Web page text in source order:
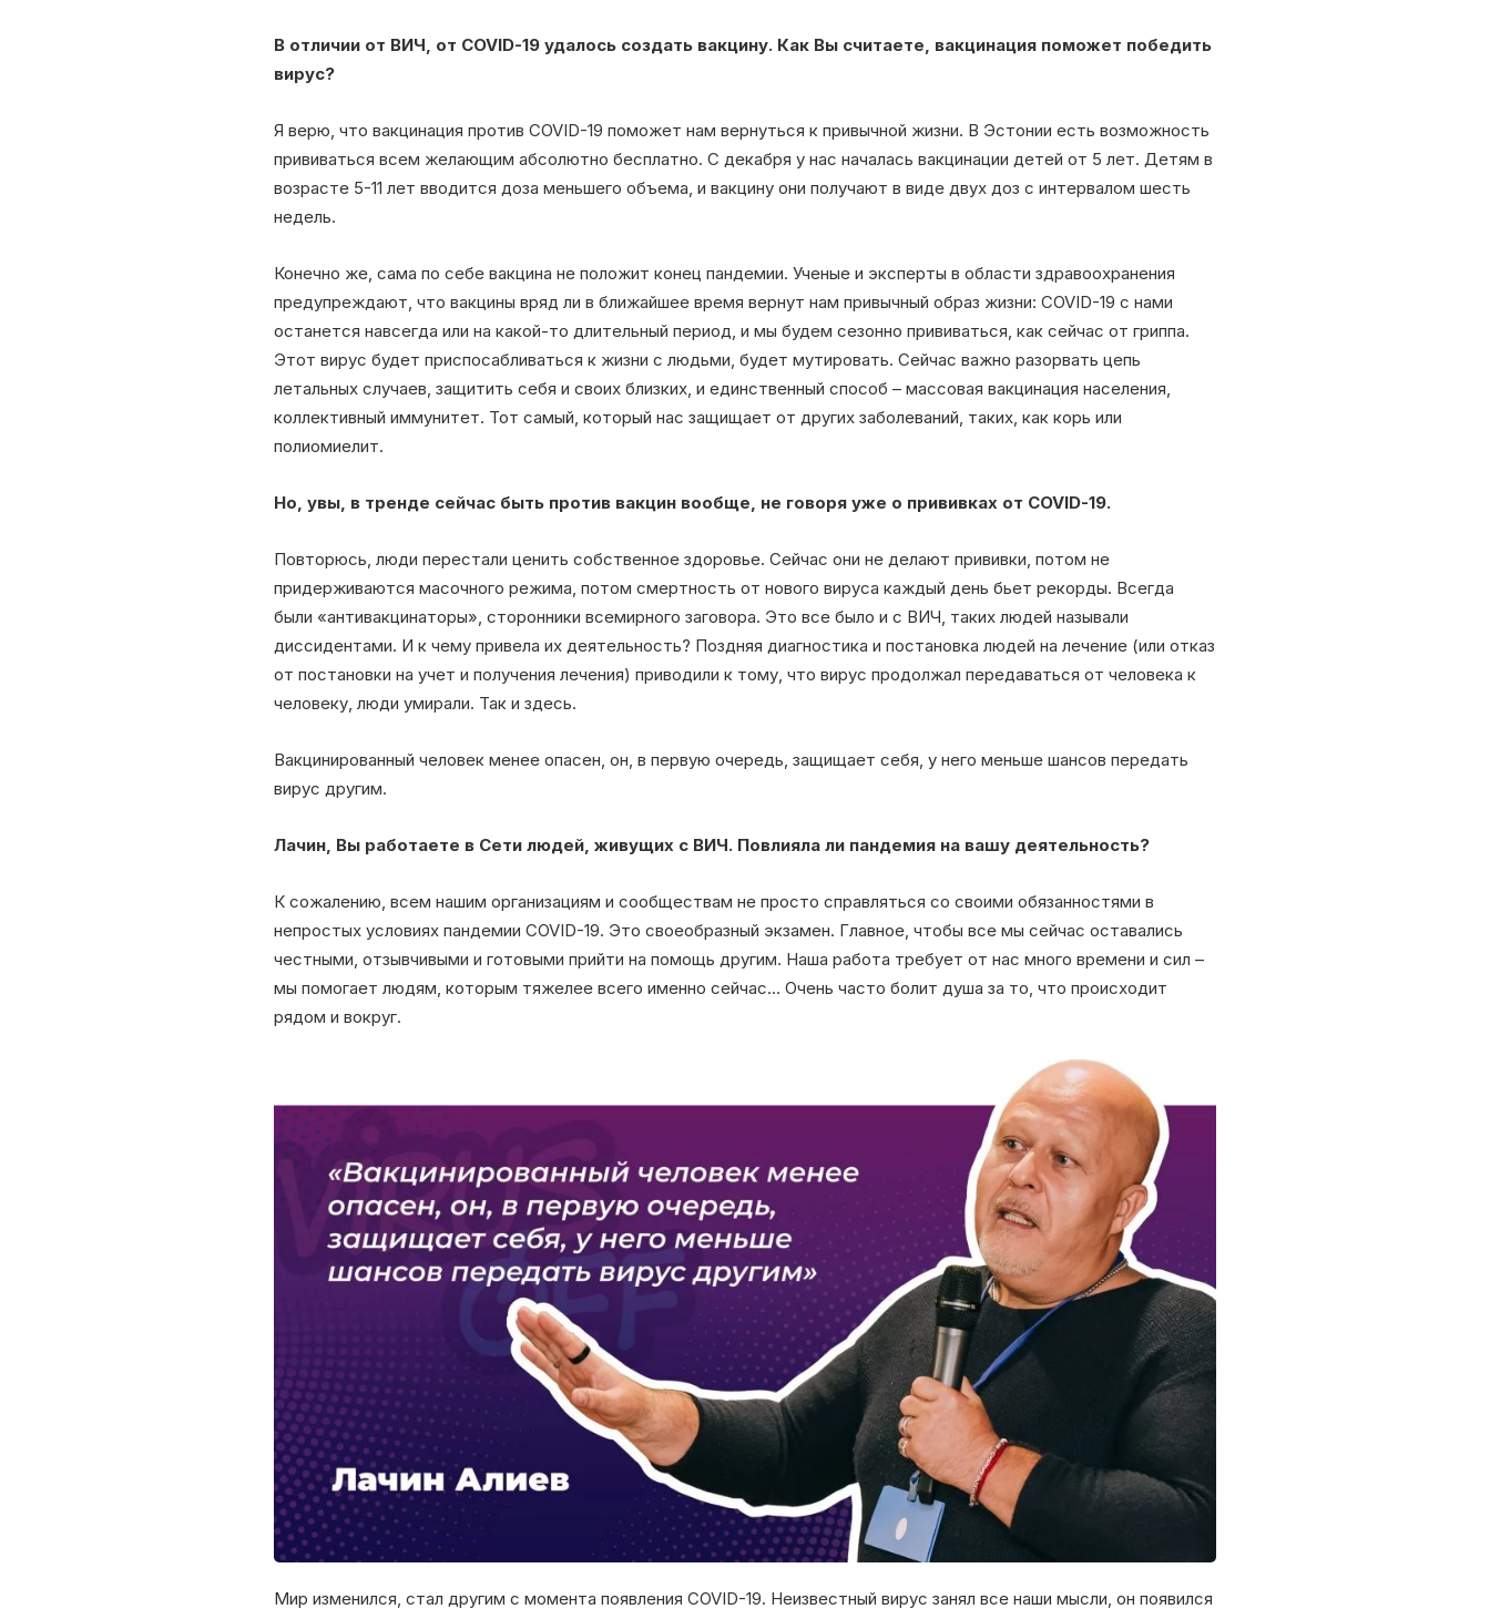
В отличии от ВИЧ, от COVID-19 удалось создать вакцину. Как Вы считаете, вакцинация поможет победить
вирус?
Я верю, что вакцинация против COVID-19 поможет нам вернуться к привычной жизни. В Эстонии есть возможность
прививаться всем желающим абсолютно бесплатно. С декабря у нас началась вакцинации детей от 5 лет. Детям в
возрасте 5-11 лет вводится доза меньшего объема, и вакцину они получают в виде двух доз с интервалом шесть
недель.
Конечно же, сама по себе вакцина не положит конец пандемии. Ученые и эксперты в области здравоохранения
предупреждают, что вакцины вряд ли в ближайшее время вернут нам привычный образ жизни: COVID-19 с нами
останется навсегда или на какой-то длительный период, и мы будем сезонно прививаться, как сейчас от гриппа.
Этот вирус будет приспосабливаться к жизни с людьми, будет мутировать. Сейчас важно разорвать цепь
летальных случаев, защитить себя и своих близких, и единственный способ – массовая вакцинация населения,
коллективный иммунитет. Тот самый, который нас защищает от других заболеваний, таких, как корь или
полиомиелит.
Но, увы, в тренде сейчас быть против вакцин вообще, не говоря уже о прививках от COVID-19.
Повторюсь, люди перестали ценить собственное здоровье. Сейчас они не делают прививки, потом не
придерживаются масочного режима, потом смертность от нового вируса каждый день бьет рекорды. Всегда
были «антивакцинаторы», сторонники всемирного заговора. Это все было и с ВИЧ, таких людей называли
диссидентами. И к чему привела их деятельность? Поздняя диагностика и постановка людей на лечение (или отказ
от постановки на учет и получения лечения) приводили к тому, что вирус продолжал передаваться от человека к
человеку, люди умирали. Так и здесь.
Вакцинированный человек менее опасен, он, в первую очередь, защищает себя, у него меньше шансов передать
вирус другим.
Лачин, Вы работаете в Сети людей, живущих с ВИЧ. Повлияла ли пандемия на вашу деятельность?
К сожалению, всем нашим организациям и сообществам не просто справляться со своими обязанностями в
непростых условиях пандемии COVID-19. Это своеобразный экзамен. Главное, чтобы все мы сейчас оставались
честными, отзывчивыми и готовыми прийти на помощь другим. Наша работа требует от нас много времени и сил –
мы помогает людям, которым тяжелее всего именно сейчас… Очень часто болит душа за то, что происходит
рядом и вокруг.
Мир изменился, стал другим с момента появления COVID-19. Неизвестный вирус занял все наши мысли, он появился